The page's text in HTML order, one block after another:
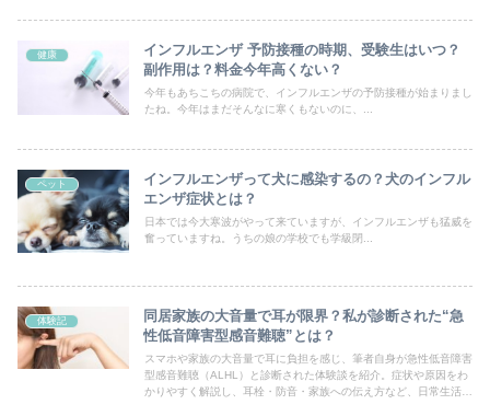
健康
インフルエンザ 予防接種の時期、受験生はいつ？
副作用は？料金今年高くない？
今年もあちこちの病院で、インフルエンザの予防接種が始まりまし
たね。今年はまだそんなに寒くもないのに、...
ペット
インフルエンザって犬に感染するの？犬のインフル
エンザ症状とは？
日本では今大寒波がやって来ていますが、インフルエンザも猛威を
奮っていますね。うちの娘の学校でも学級閉...
体験記
同居家族の大音量で耳が限界？私が診断された“急
性低音障害型感音難聴”とは？
スマホや家族の大音量で耳に負担を感じ、筆者自身が急性低音障害
型感音難聴（ALHL）と診断された体験談を紹介。症状や原因をわ
かりやすく解説し、耳栓・防音・家族への伝え方など、日常生活で